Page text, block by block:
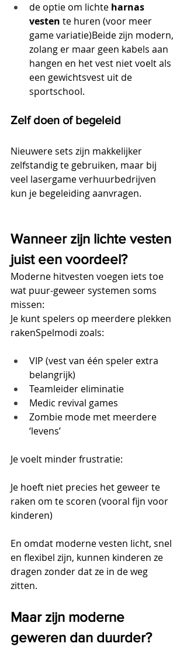
de optie om lichte harnas
vesten te huren (voor meer
game variatie)Beide zijn modern,
zolang er maar geen kabels aan
hangen en het vest niet voelt als
een gewichtsvest uit de
sportschool.
Zelf doen of begeleid
Nieuwere sets zijn makkelijker
zelfstandig te gebruiken, maar bij
veel lasergame verhuurbedrijven
kun je begeleiding aanvragen.
Wanneer zijn lichte vesten
juist een voordeel?
Moderne hitvesten voegen iets toe
wat puur-geweer systemen soms
missen:
Je kunt spelers op meerdere plekken
rakenSpelmodi zoals:
VIP (vest van één speler extra
belangrijk)
Teamleider eliminatie
Medic revival games
Zombie mode met meerdere
‘levens’
Je voelt minder frustratie:
Je hoeft niet precies het geweer te
raken om te scoren (vooral fijn voor
kinderen)
En omdat moderne vesten licht, snel
en flexibel zijn, kunnen kinderen ze
dragen zonder dat ze in de weg
zitten.
Maar zijn moderne
geweren dan duurder?